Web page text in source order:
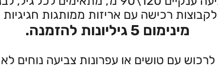
רכישה עם אריזות ממותגות
מינימום 5 גיליונות להזמנה.
עם טושים או עפרונות צביעה נוחים